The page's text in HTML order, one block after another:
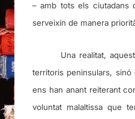
– amb tots els ciutadans
serveixin de manera
Una realitat,
territoris peninsulars, sinó
ens han anant reiterant
voluntat malaltissa que